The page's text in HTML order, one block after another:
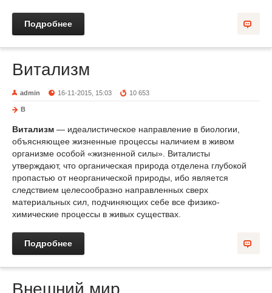
Подробнее
Витализм
admin 16-11-2015, 15:03 10 653
В
Витализм — идеалистическое направление в биологии,
объясняющее жизненные процессы наличием в живом
организме особой «жизненной силы». Виталисты
утверждают, что органическая природа отделена глубокой
пропастью от неорганической природы, ибо является
следствием целесообразно направленных сверх
материальных сил, подчиняющих себе все физико-
химические процессы в живых существах.
Подробнее
Внешний мир